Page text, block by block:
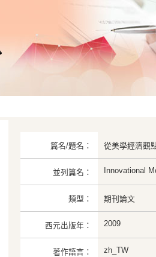
篇名/題名： 從美學經濟觀
並列篇名： Innovational
類型： 期刊論文
西元出版年： 2009
著作語言： zh_TW